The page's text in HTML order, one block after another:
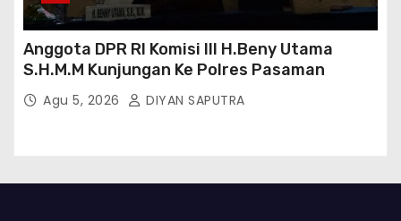
Anggota DPR RI Komisi III H.Beny Utama
S.H.M.M Kunjungan Ke Polres Pasaman
Agu 5, 2026 DIYAN SAPUTRA